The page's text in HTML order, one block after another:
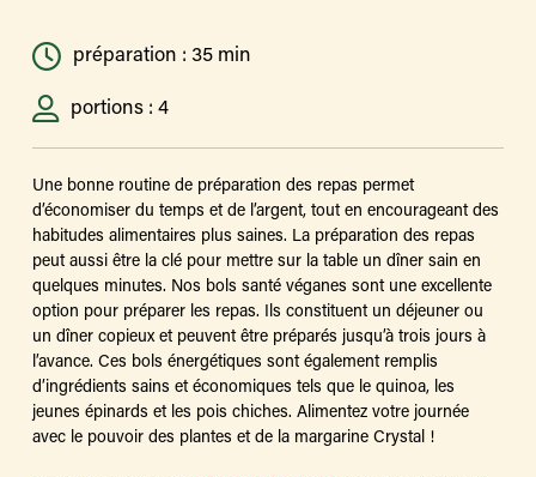
préparation : 35 min
portions : 4
Une bonne routine de préparation des repas permet
d’économiser du temps et de l’argent, tout en encourageant des
habitudes alimentaires plus saines. La préparation des repas
peut aussi être la clé pour mettre sur la table un dîner sain en
quelques minutes. Nos bols santé véganes sont une excellente
option pour préparer les repas. Ils constituent un déjeuner ou
un dîner copieux et peuvent être préparés jusqu’à trois jours à
l’avance. Ces bols énergétiques sont également remplis
d’ingrédients sains et économiques tels que le quinoa, les
jeunes épinards et les pois chiches. Alimentez votre journée
avec le pouvoir des plantes et de la margarine Crystal !